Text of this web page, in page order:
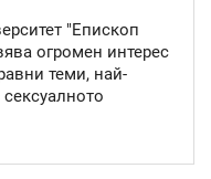
"Епископ
огромен интерес
теми, най-